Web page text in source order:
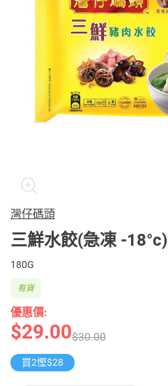
灣仔碼頭
三鮮水餃(急凍 -18°c)
180G
優惠價:
$29.00$30.00
有貨
買2慳$28